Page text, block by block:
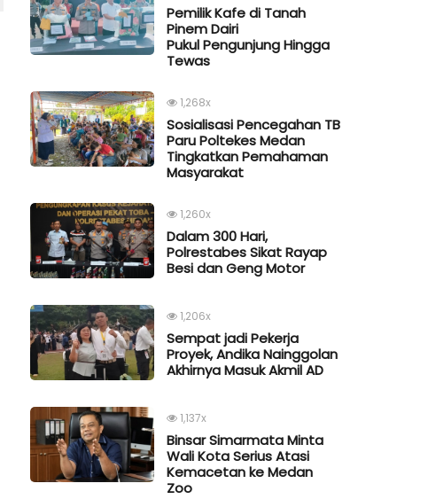
Pemilik Kafe di Tanah
Pinem Dairi
Pukul Pengunjung Hingga
Tewas
1,268x
Sosialisasi Pencegahan TB
Paru Poltekes Medan
Tingkatkan Pemahaman
Masyarakat
1,260x
Dalam 300 Hari,
Polrestabes Sikat Rayap
Besi dan Geng Motor
1,206x
Sempat jadi Pekerja
Proyek, Andika Nainggolan
Akhirnya Masuk Akmil AD
1,137x
Binsar Simarmata Minta
Wali Kota Serius Atasi
Kemacetan ke Medan
Zoo